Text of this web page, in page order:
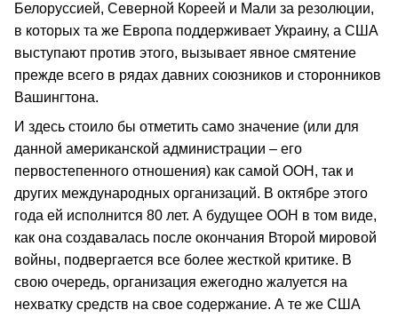
Белоруссией, Северной Кореей и Мали за резолюции,
в которых та же Европа поддерживает Украину, а США
выступают против этого, вызывает явное смятение
прежде всего в рядах давних союзников и сторонников
Вашингтона.
И здесь стоило бы отметить само значение (или для
данной американской администрации – его
первостепенного отношения) как самой ООН, так и
других международных организаций. В октябре этого
года ей исполнится 80 лет. А будущее ООН в том виде,
как она создавалась после окончания Второй мировой
войны, подвергается все более жесткой критике. В
свою очередь, организация ежегодно жалуется на
нехватку средств на свое содержание. А те же США